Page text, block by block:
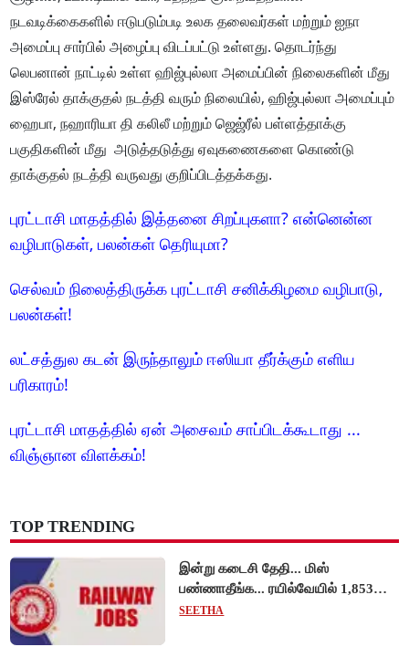
நடவடிக்கைகளில் ஈடுபடும்படி உலக தலைவர்கள் மற்றும் ஐநா
அமைப்பு சார்பில் அழைப்பு விடப்பட்டு உள்ளது. தொடர்ந்து
லெபனான் நாட்டில் உள்ள ஹிஜ்புல்லா அமைப்பின் நிலைகளின் மீது
இஸ்ரேல் தாக்குதல் நடத்தி வரும் நிலையில், ஹிஜ்புல்லா அமைப்பும்
ஹைபா, நஹாரியா தி கலிலீ மற்றும் ஜெஜ்ரீல் பள்ளத்தாக்கு
பகுதிகளின் மீது அடுத்தடுத்து ஏவுகணைகளை கொண்டு
தாக்குதல் நடத்தி வருவது குறிப்பிடத்தக்கது.
புரட்டாசி மாதத்தில் இத்தனை சிறப்புகளா? என்னென்ன
வழிபாடுகள், பலன்கள் தெரியுமா?
செல்வம் நிலைத்திருக்க புரட்டாசி சனிக்கிழமை வழிபாடு,
பலன்கள்!
லட்சத்துல கடன் இருந்தாலும் ஈஸியா தீர்க்கும் எளிய
பரிகாரம்!
புரட்டாசி மாதத்தில் ஏன் அசைவம் சாப்பிடக்கூடாது ...
விஞ்ஞான விளக்கம்!
TOP TRENDING
இன்று கடைசி தேதி... மிஸ்
பண்ணாதீங்க... ரயில்வேயில் 1,853
அப்ரண்டிஸ் பணியிடங்களுக்கு
SEETHA